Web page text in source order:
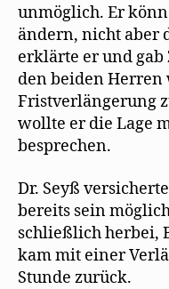
unmöglich. Er
ändern, nicht aber
erklärte er und
den beiden Herren
Fristverlängerung
wollte er die Lage
besprechen.
Dr. Seyß
bereits sein
schließlich herbei,
kam mit einer
Stunde zurück.